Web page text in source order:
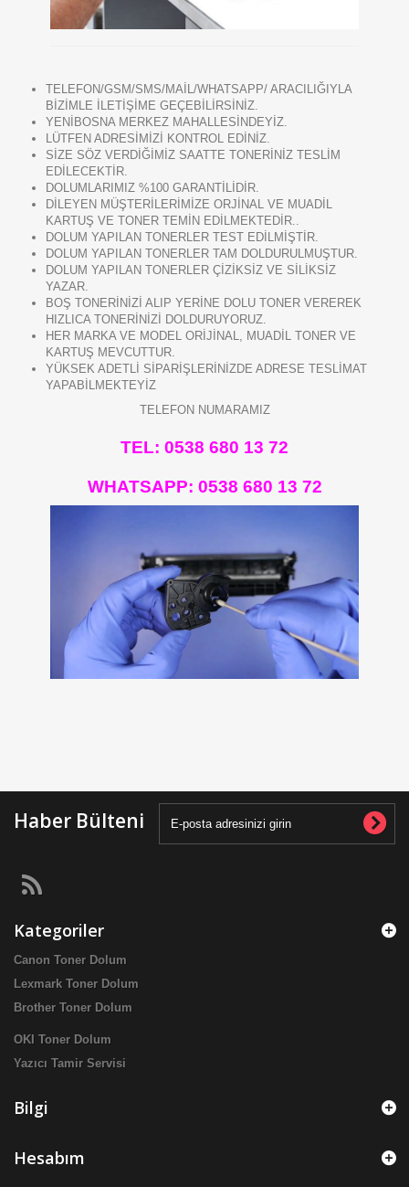
TELEFON/GSM/SMS/MAİL/WHATSAPP/ ARACILIĞIYLA
BİZİMLE İLETİŞİME GEÇEBİLİRSİNİZ.
YENİBOSNA MERKEZ MAHALLESİNDEYİZ.
LÜTFEN ADRESİMİZİ KONTROL EDİNİZ.
SİZE SÖZ VERDİĞİMİZ SAATTE TONERİNİZ TESLİM
EDİLECEKTİR.
DOLUMLARIMIZ %100 GARANTİLİDİR.
DİLEYEN MÜŞTERİLERİMİZE ORJİNAL VE MUADİL
KARTUŞ VE TONER TEMİN EDİLMEKTEDİR..
DOLUM YAPILAN TONERLER TEST EDİLMİŞTİR.
DOLUM YAPILAN TONERLER TAM DOLDURULMUŞTUR.
DOLUM YAPILAN TONERLER ÇİZİKSİZ VE SİLİKSİZ
YAZAR.
BOŞ TONERİNİZİ ALIP YERİNE DOLU TONER VEREREK
HIZLICA TONERİNİZİ DOLDURUYORUZ.
HER MARKA VE MODEL ORİJİNAL, MUADİL TONER VE
KARTUŞ MEVCUTTUR.
YÜKSEK ADETLİ SİPARİŞLERİNİZDE ADRESE TESLİMAT
YAPABİLMEKTEYİZ
TELEFON NUMARAMIZ
TEL: 0538 680 13 72
WHATSAPP: 0538 680 13 72
Haber Bülteni
Kategoriler
Canon Toner Dolum
Lexmark Toner Dolum
Brother Toner Dolum
OKI Toner Dolum
Yazıcı Tamir Servisi
Bilgi
Hesabım